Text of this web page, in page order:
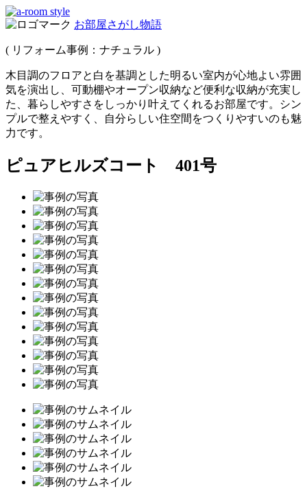
お部屋さがし物語
( リフォーム事例： ナチュラル )
木目調のフロアと白を基調とした明るい室内が心地よい雰囲
気を演出し、可動棚やオープン収納など便利な収納が充実し
た、暮らしやすさをしっかり叶えてくれるお部屋です。シン
プルで整えやすく、自分らしい住空間をつくりやすいのも魅
力です。
ピュアヒルズコート 401号